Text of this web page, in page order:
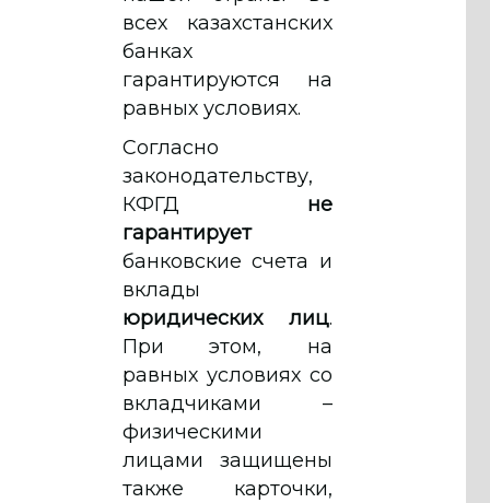
всех казахстанских
банках
гарантируются на
равных условиях.
Согласно
законодательству,
КФГД не
гарантирует
банковские счета и
вклады
юридических лиц.
При этом, на
равных условиях со
вкладчиками –
физическими
лицами защищены
также карточки,